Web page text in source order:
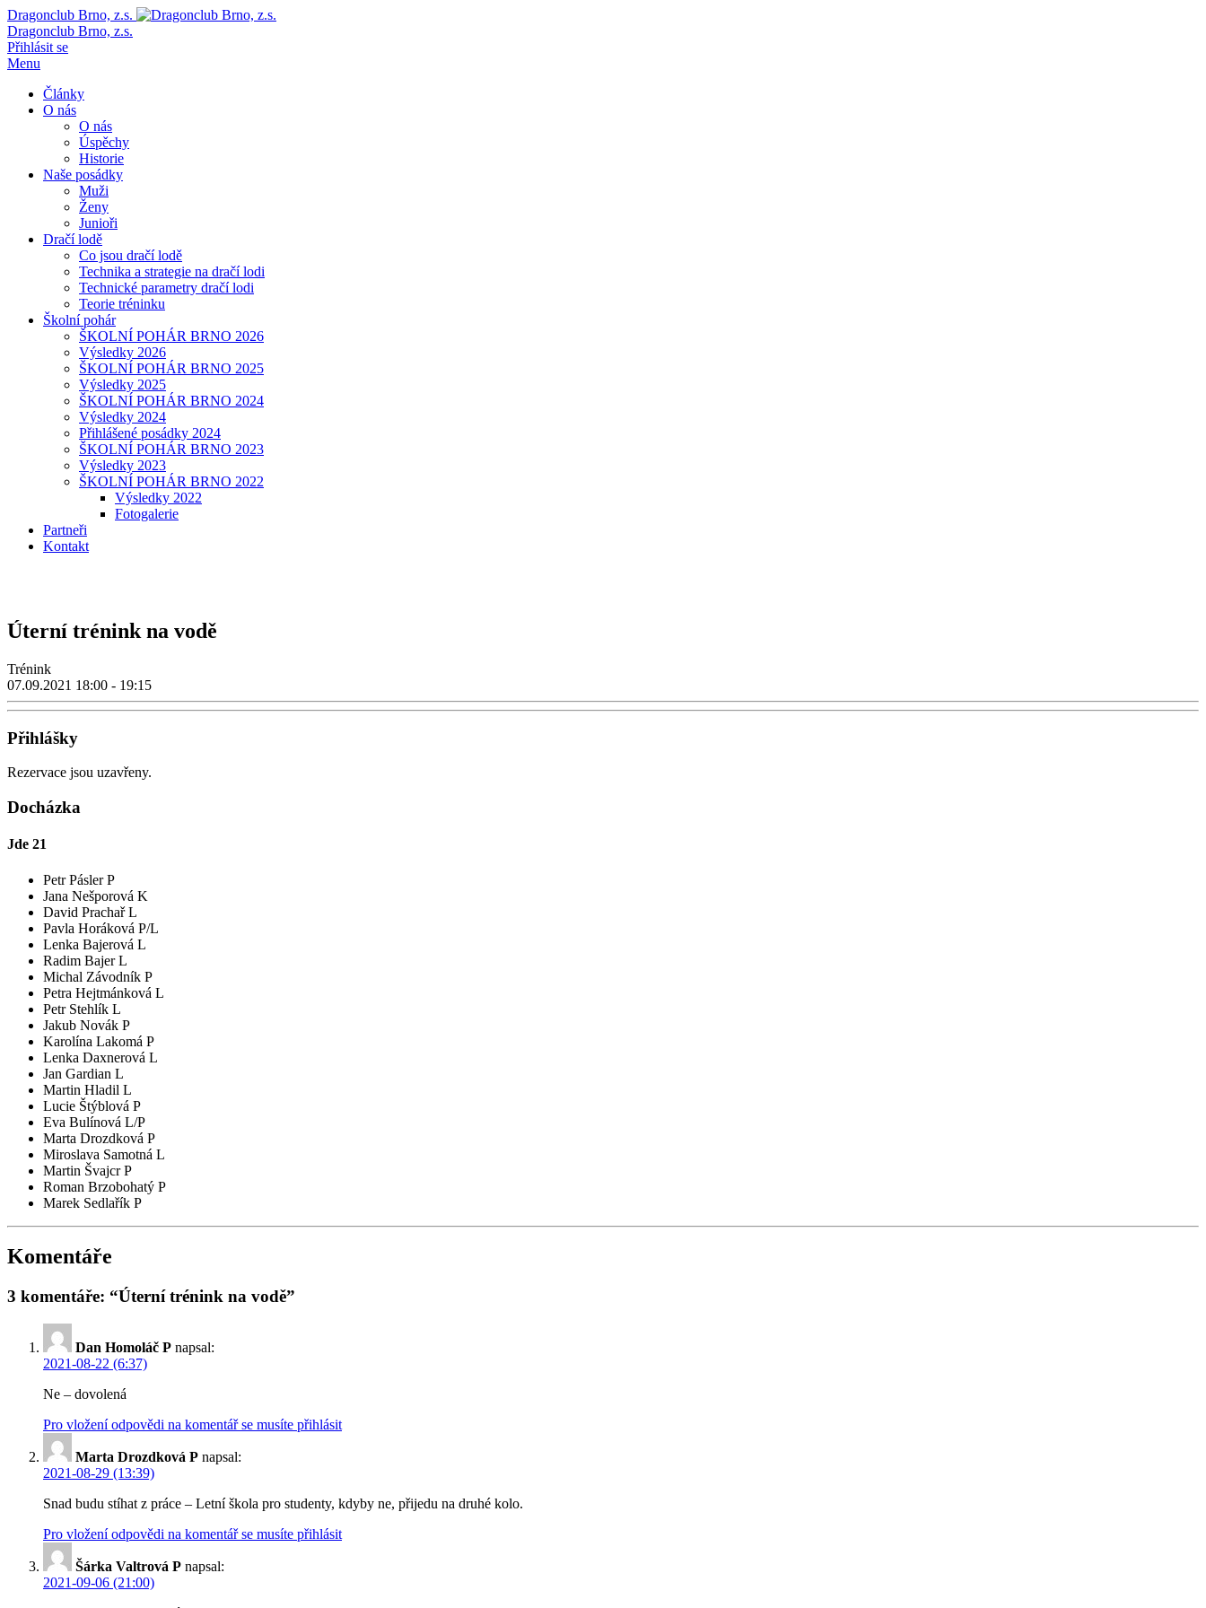
Dragonclub Brno, z.s.
Dragonclub Brno, z.s.
Přihlásit se
Menu
Články
O nás
O nás
Úspěchy
Historie
Naše posádky
Muži
Ženy
Junioři
Dračí lodě
Co jsou dračí lodě
Technika a strategie na dračí lodi
Technické parametry dračí lodi
Teorie tréninku
Školní pohár
ŠKOLNÍ POHÁR BRNO 2026
Výsledky 2026
ŠKOLNÍ POHÁR BRNO 2025
Výsledky 2025
ŠKOLNÍ POHÁR BRNO 2024
Výsledky 2024
Přihlášené posádky 2024
ŠKOLNÍ POHÁR BRNO 2023
Výsledky 2023
ŠKOLNÍ POHÁR BRNO 2022
Výsledky 2022
Fotogalerie
Partneři
Kontakt
Úterní trénink na vodě
Trénink
07.09.2021 18:00 - 19:15
Přihlášky
Rezervace jsou uzavřeny.
Docházka
Jde 21
Petr Pásler P
Jana Nešporová K
David Prachař L
Pavla Horáková P/L
Lenka Bajerová L
Radim Bajer L
Michal Závodník P
Petra Hejtmánková L
Petr Stehlík L
Jakub Novák P
Karolína Lakomá P
Lenka Daxnerová L
Jan Gardian L
Martin Hladil L
Lucie Štýblová P
Eva Bulínová L/P
Marta Drozdková P
Miroslava Samotná L
Martin Švajcr P
Roman Brzobohatý P
Marek Sedlařík P
Komentáře
3 komentáře: “Úterní trénink na vodě”
Dan Homoláč P napsal:
2021-08-22 (6:37)
Ne – dovolená
Pro vložení odpovědi na komentář se musíte přihlásit
Marta Drozdková P napsal:
2021-08-29 (13:39)
Snad budu stíhat z práce – Letní škola pro studenty, kdyby ne, přijedu na druhé kolo.
Pro vložení odpovědi na komentář se musíte přihlásit
Šárka Valtrová P napsal:
2021-09-06 (21:00)